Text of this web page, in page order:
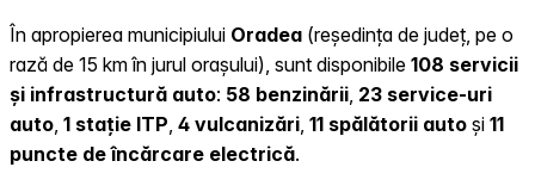
În apropierea municipiului Oradea (reședința de județ, pe o
rază de 15 km în jurul orașului), sunt disponibile 108 servicii
și infrastructură auto: 58 benzinării, 23 service-uri
auto, 1 stație ITP, 4 vulcanizări, 11 spălătorii auto și 11
puncte de încărcare electrică.